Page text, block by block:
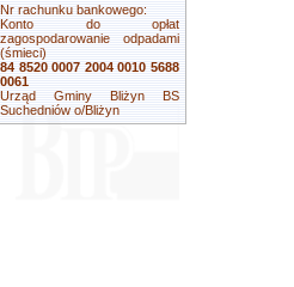
Nr rachunku bankowego:
Konto do opłat
zagospodarowanie odpadami
(śmieci)
84 8520 0007 2004 0010 5688
0061
Urząd Gminy Bliżyn BS
Suchedniów o/Bliżyn